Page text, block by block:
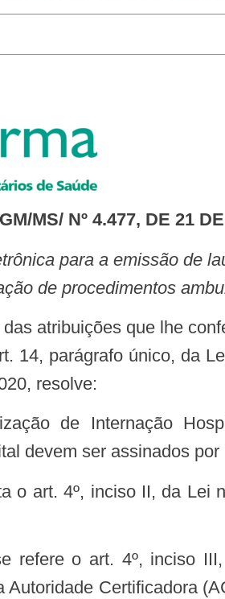
MS/ Nº 4.477, DE 21
de procedimentos
14, parágrafo único, da
resolve:
devem ser assinados por
Certificadora